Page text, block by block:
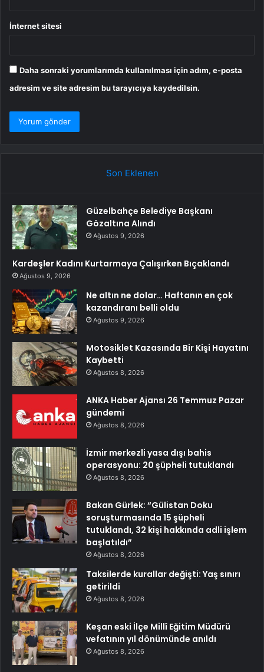
İnternet sitesi
Daha sonraki yorumlarımda kullanılması için adım, e-posta
adresim ve site adresim bu tarayıcıya kaydedilsin.
Son Eklenen
Güzelbahçe Belediye Başkanı
Gözaltına Alındı
Ağustos 9, 2026
Kardeşler Kadını Kurtarmaya Çalışırken Bıçaklandı
Ağustos 9, 2026
Ne altın ne dolar… Haftanın en çok
kazandıranı belli oldu
Ağustos 9, 2026
Motosiklet Kazasında Bir Kişi Hayatını
Kaybetti
Ağustos 8, 2026
ANKA Haber Ajansı 26 Temmuz Pazar
gündemi
Ağustos 8, 2026
İzmir merkezli yasa dışı bahis
operasyonu: 20 şüpheli tutuklandı
Ağustos 8, 2026
Bakan Gürlek: “Gülistan Doku
soruşturmasında 15 şüpheli
tutuklandı, 32 kişi hakkında adli işlem
başlatıldı”
Ağustos 8, 2026
Taksilerde kurallar değişti: Yaş sınırı
getirildi
Ağustos 8, 2026
Keşan eski İlçe Millî Eğitim Müdürü
vefatının yıl dönümünde anıldı
Ağustos 8, 2026